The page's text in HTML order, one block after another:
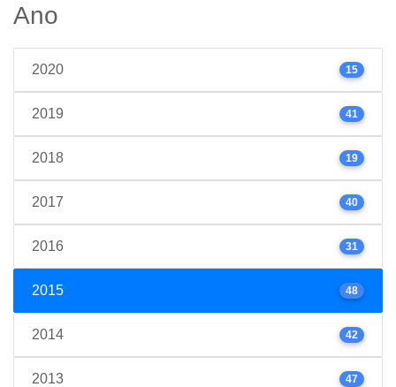
Ano
2020 15
2019 41
2018 19
2017 40
2016 31
2015 48
2014 42
2013 47